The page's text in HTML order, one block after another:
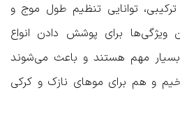
ترکیبی، توانایی تنظیم طول موج و
ویژگی‌ها برای پوشش دادن انواع
مهم هستند و باعث می‌شوند
و هم برای موهای نازک و کرکی